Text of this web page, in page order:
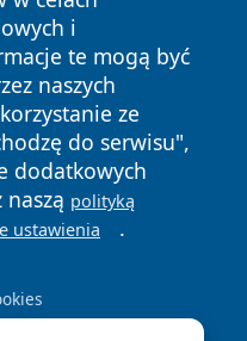
i
te mogą być
naszych
ze
do serwisu",
dodatkowych
polityką
ustawienia .
prawa zastrzeżone.
Polityka
Cookies